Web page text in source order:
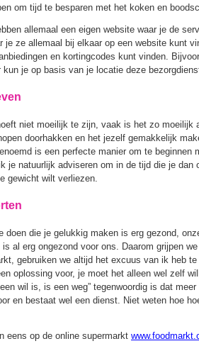
om tijd te besparen met het koken en
allemaal een eigen website waar je de
je ze allemaal bij elkaar op een website kunt
en kortingcodes kunt vinden.
kun je op basis van je locatie deze
niet moeilijk te zijn, vaak is het zo moeilijk
doorhakken en het jezelf gemakkelijk
is een perfecte manier om te beginnen
je natuurlijk adviseren om in de tijd die je dan
gewicht wilt verliezen.
doen die je gelukkig maken is erg gezond,
al erg ongezond voor ons. Daarom grijpen
gebruiken we altijd het excuus van ik heb
oplossing voor, je moet het alleen wel zelf
wil is, is een weg” tegenwoordig is dat
en bestaat wel een dienst. Niet weten hoe
eens op de online supermarkt